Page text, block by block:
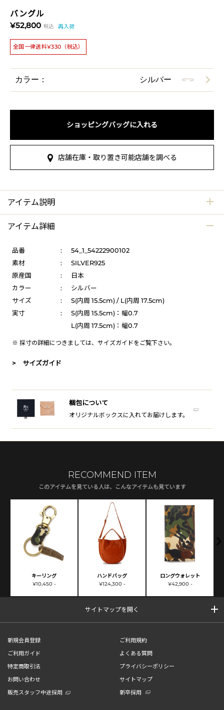
バングル
¥52,800 税込 再入荷
全国一律送料¥330（税込）
カラー： シルバー
ショッピングバッグに入れる
店舗在庫・取り置き可能店舗を調べる
アイテム説明
アイテム詳細
品番 :
54_1_54222900102
素材
:
SILVER925
原産国
:
日本
カラー
:
シルバー
サイズ
:
S(内周 15.5cm) / L(内周 17.5cm)
実寸
:
S(内周 15.5cm)：幅0.7
L(内周 17.5cm)：幅0.7
※ 採寸の詳細につきましては、 サイズガイドをご覧下さい。
> サイズガイド
梱包について
オリジナルボックスに入れてお届けします。
RECOMMEND ITEM
このアイテムを見ている人は、こんなアイテムも見ています
キーリング
¥10,450 -
ハンドバッグ
¥124,300 -
ロングウォレット
¥42,900 -
サイトマップを開く
新規会員登録
ご利用規約
ご利用ガイド
よくある質問
特定商取引法
プライバシーポリシー
お問い合わせ
サイトマップ
販売スタッフ中途採用
新卒採用